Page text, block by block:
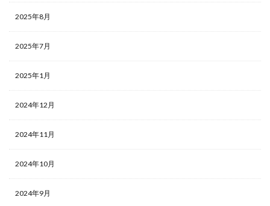
2025年8月
2025年7月
2025年1月
2024年12月
2024年11月
2024年10月
2024年9月